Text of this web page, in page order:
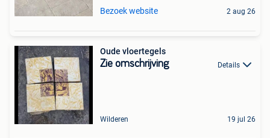
Bezoek website 2 aug 26
Oude vloertegels
Zie omschrijving Details
Wilderen 19 jul 26